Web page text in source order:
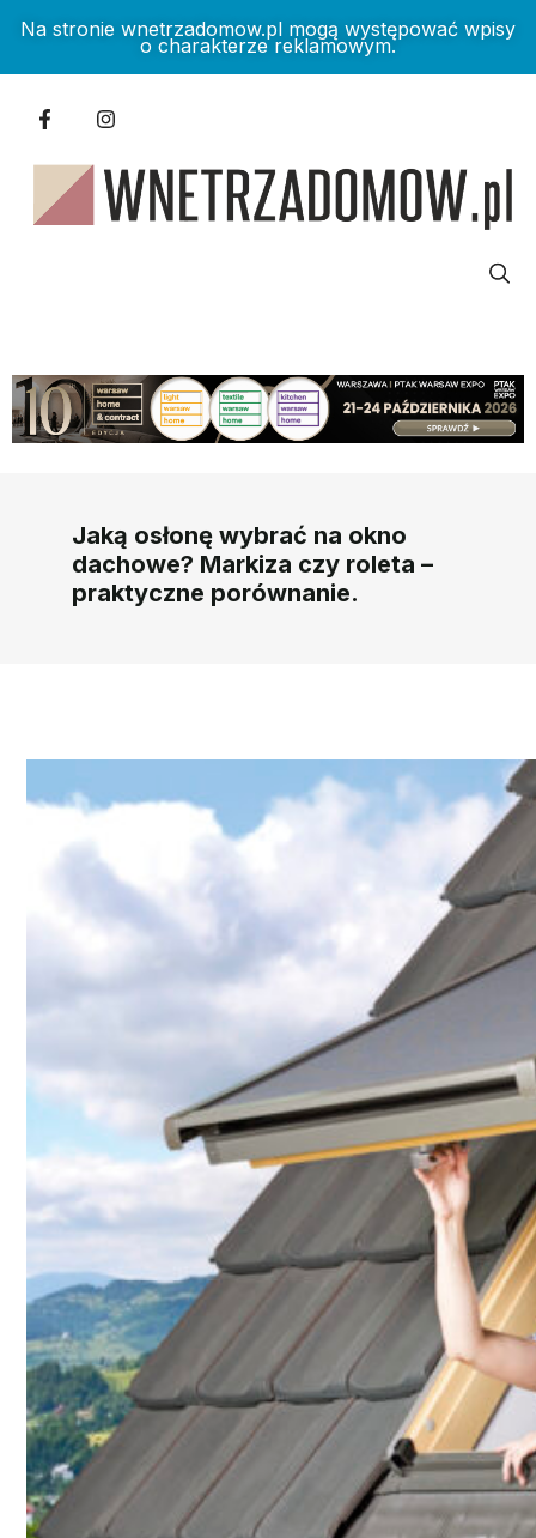
Na stronie wnetrzadomow.pl mogą występować wpisy
o charakterze reklamowym.
Jaką osłonę wybrać na okno
dachowe? Markiza czy roleta –
praktyczne porównanie.